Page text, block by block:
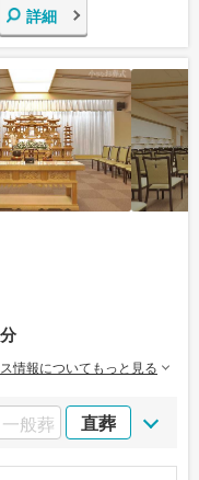
詳細
情報についてもっと見る
一般葬 直葬